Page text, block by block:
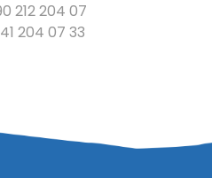
212 204 07
204 07 33